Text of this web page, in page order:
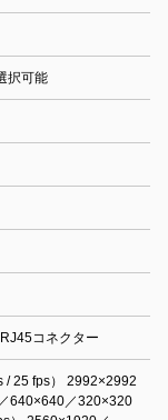
択可能
コネクター
/ 25 fps） 2992×2992
640×640／320×320